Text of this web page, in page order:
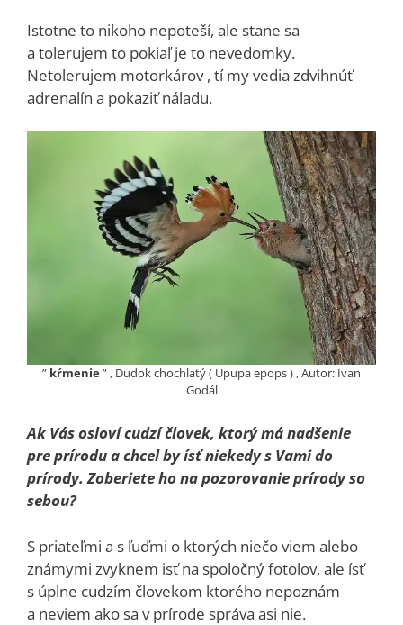
Istotne to nikoho nepoteší, ale stane sa
a tolerujem to pokiaľ je to nevedomky.
Netolerujem motorkárov , tí my vedia zdvihnúť
adrenalín a pokaziť náladu.
” kŕmenie” , Dudok chochlatý ( Upupa epops ) , Autor: Ivan
Godál
Ak Vás osloví cudzí človek, ktorý má nadšenie
pre prírodu a chcel by ísť niekedy s Vami do
prírody. Zoberiete ho na pozorovanie prírody so
sebou?
S priateľmi a s ľuďmi o ktorých niečo viem alebo
známymi zvyknem isť na spoločný fotolov, ale ísť
s úplne cudzím človekom ktorého nepoznám
a neviem ako sa v prírode správa asi nie.